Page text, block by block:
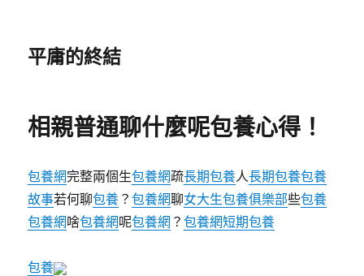
平庸的終結
相親普通聊什麼呢包養心得！
包養網完整兩個生包養網疏長期包養人長期包養包養
故事若何聊包養 ？包養網聊女大生包養俱樂部些包養
包養網啥包養網呢包養網 ？包養網短期包養
包養